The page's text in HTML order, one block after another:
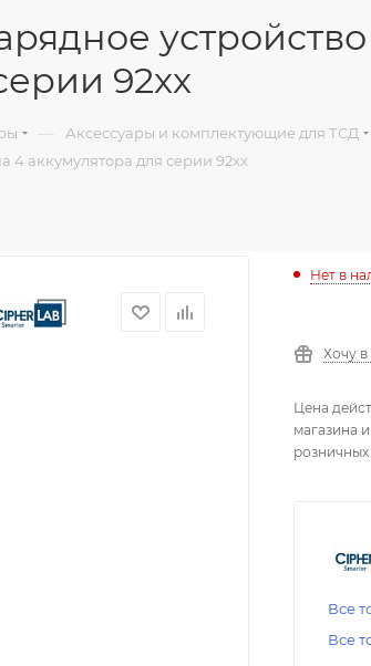
92xx
— Аксессуары и комплектующие для ТСД
4 аккумулятора для серии 92xx
Нет в
Хочу
Цена
магазина
розничных
Все
Все